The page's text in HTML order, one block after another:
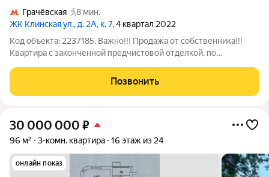
Грачёвская
8 мин.
ЖК Клинская ул., д. 2А, к. 7, 4 квартал 2022
Код объекта: 2237185. Важно!!! Продажа от собственника!!!
Квартира с законченной предчистовой отделкой, по
сантехники. Собственник заинтересован в быстрой продаже,
поэтому у вас есть отличная
Позвонить
30 000 000 ₽
96 м² 3-комн. квартира 16 этаж из 24
онлайн показ